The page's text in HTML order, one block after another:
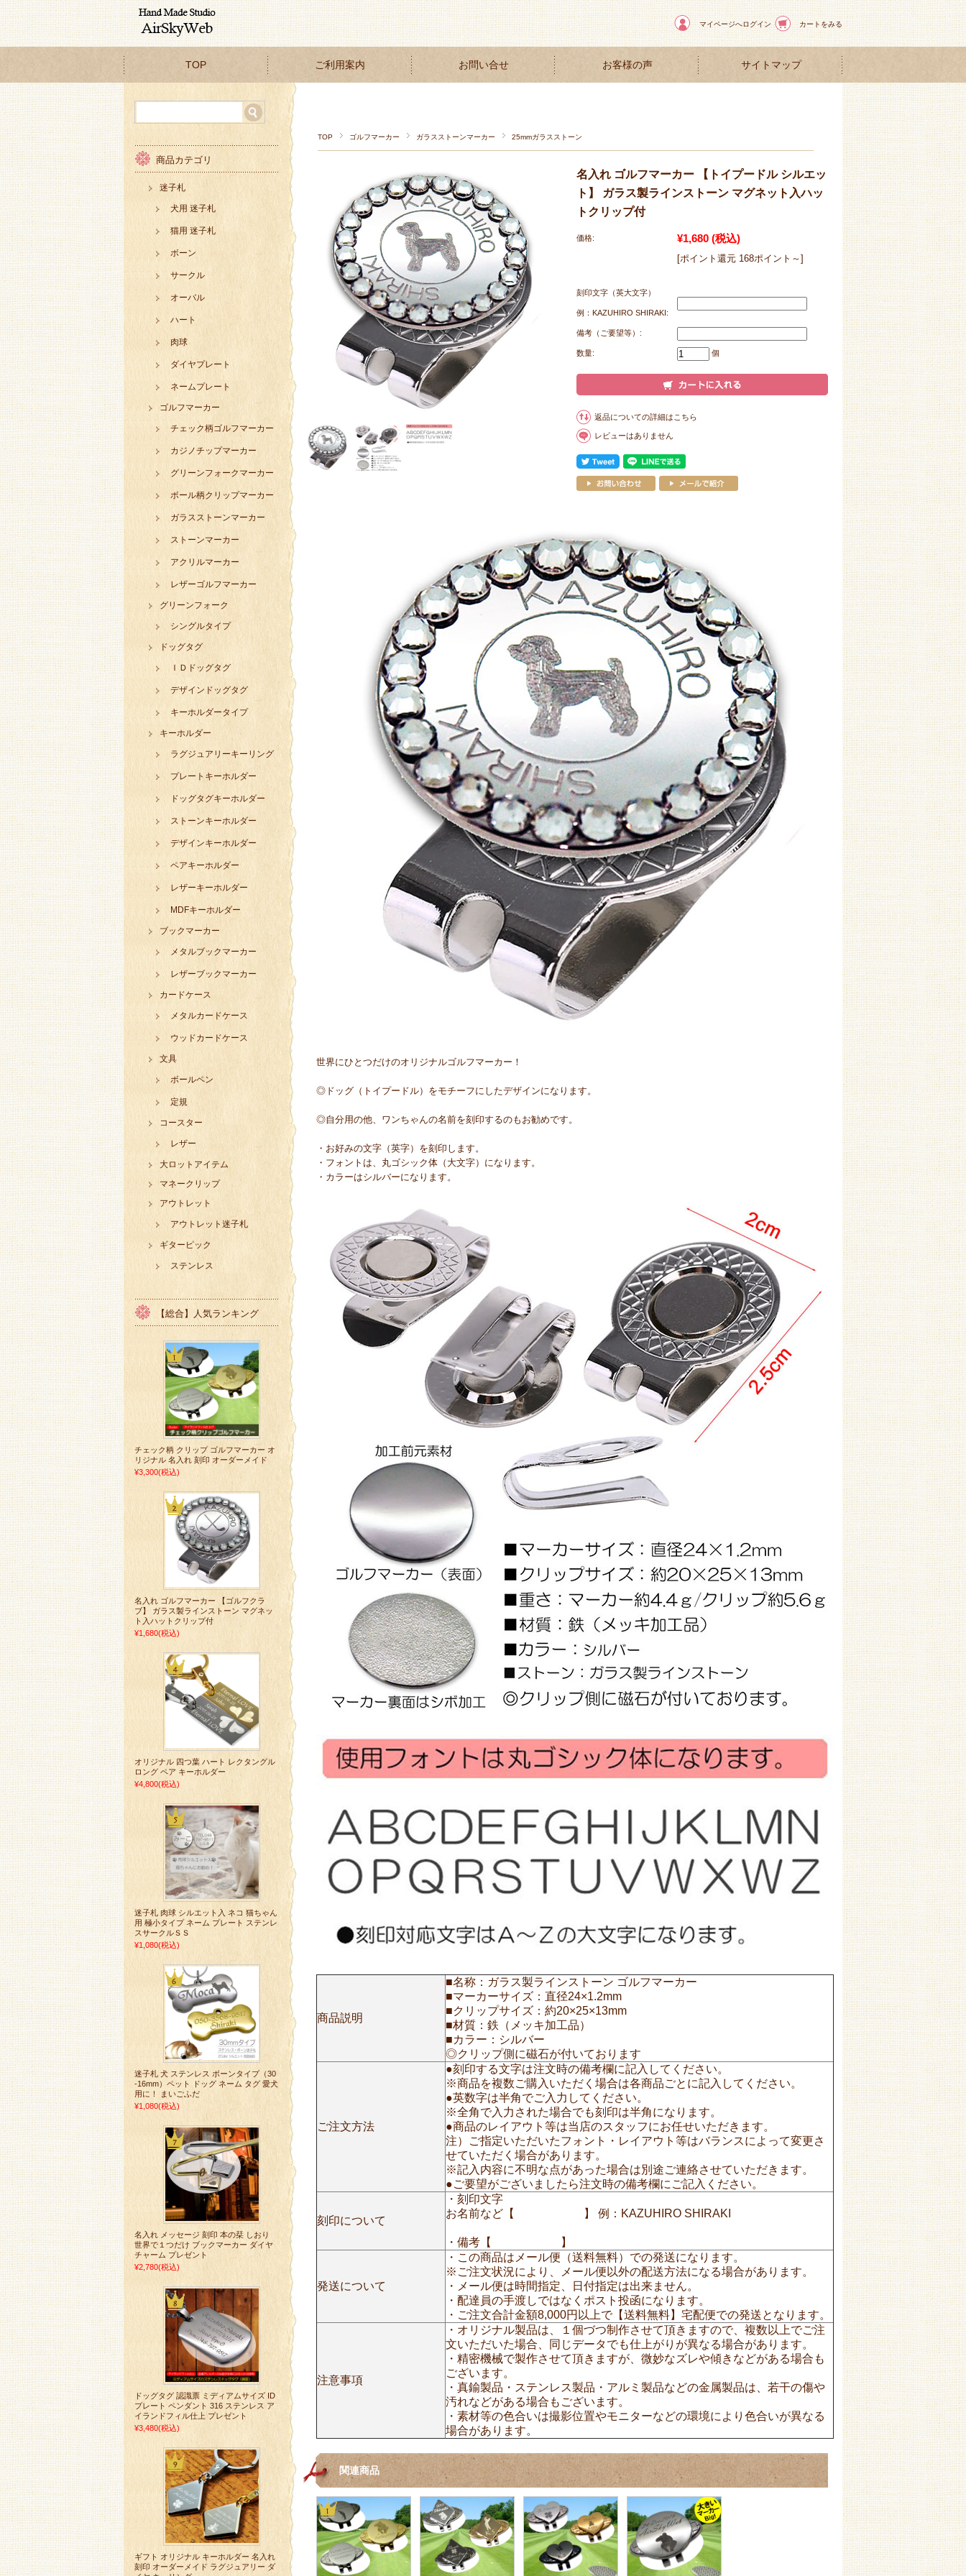
マイページへログイン カートをみる
TOP ご利用案内 お問い合せ お客様の声 サイトマップ
TOP ゴルフマーカー ガラスストーンマーカー 25mmガラスストーン
名入れ ゴルフマーカー 【トイプードル シルエッ
ト】 ガラス製ラインストーン マグネット入ハッ
トクリップ付
価格: ¥1,680 (税込)
[ポイント還元 168ポイント～]
刻印文字（英大文字）
例：KAZUHIRO SHIRAKI:
備考（ご要望等）:
数量: 個
返品についての詳細はこちら
レビューはありません
世界にひとつだけのオリジナルゴルフマーカー！
◎ドッグ（トイプードル）をモチーフにしたデザインになります。
◎自分用の他、ワンちゃんの名前を刻印するのもお勧めです。
・お好みの文字（英字）を刻印します。
・フォントは、丸ゴシック体（大文字）になります。
・カラーはシルバーになります。
商品説明
■名称：ガラス製ラインストーン ゴルフマーカー
■マーカーサイズ：直径24×1.2mm
■クリップサイズ：約20×25×13mm
■材質：鉄（メッキ加工品）
■カラー：シルバー
◎クリップ側に磁石が付いております
ご注文方法
●刻印する文字は注文時の備考欄に記入してください。
※商品を複数ご購入いただく場合は各商品ごとに記入してください。
●英数字は半角でご入力してください。
※全角で入力された場合でも刻印は半角になります。
●商品のレイアウト等は当店のスタッフにお任せいただきます。
注）ご指定いただいたフォント・レイアウト等はバランスによって変更さ
せていただく場合があります。
※記入内容に不明な点があった場合は別途ご連絡させていただきます。
●ご要望がございましたら注文時の備考欄にご記入ください。
刻印について
・刻印文字
お名前など【 】 例：KAZUHIRO SHIRAKI
・備考【 】
発送について
・この商品はメール便（送料無料）での発送になります。
※ご注文状況により、メール便以外の配送方法になる場合があります。
・メール便は時間指定、日付指定は出来ません。
・配達員の手渡しではなくポスト投函になります。
・ご注文合計金額8,000円以上で【送料無料】宅配便での発送となります。
注意事項
・オリジナル製品は、１個づつ制作させて頂きますので、複数以上でご注
文いただいた場合、同じデータでも仕上がりが異なる場合があります。
・精密機械で製作させて頂きますが、微妙なズレや傾きなどがある場合も
ございます。
・真鍮製品・ステンレス製品・アルミ製品などの金属製品は、若干の傷や
汚れなどがある場合もございます。
・素材等の色合いは撮影位置やモニターなどの環境により色合いが異なる
場合があります。
関連商品
商品カテゴリ
迷子札
犬用 迷子札
猫用 迷子札
ボーン
サークル
オーバル
ハート
肉球
ダイヤプレート
ネームプレート
ゴルフマーカー
チェック柄ゴルフマーカー
カジノチップマーカー
グリーンフォークマーカー
ボール柄クリップマーカー
ガラスストーンマーカー
ストーンマーカー
アクリルマーカー
レザーゴルフマーカー
グリーンフォーク
シングルタイプ
ドッグタグ
ＩＤドッグタグ
デザインドッグタグ
キーホルダータイプ
キーホルダー
ラグジュアリーキーリング
プレートキーホルダー
ドッグタグキーホルダー
ストーンキーホルダー
デザインキーホルダー
ペアキーホルダー
レザーキーホルダー
MDFキーホルダー
ブックマーカー
メタルブックマーカー
レザーブックマーカー
カードケース
メタルカードケース
ウッドカードケース
文具
ボールペン
定規
コースター
レザー
大ロットアイテム
マネークリップ
アウトレット
アウトレット迷子札
ギターピック
ステンレス
【総合】人気ランキング
チェック柄 クリップ ゴルフマーカー オ
リジナル 名入れ 刻印 オーダーメイド
¥3,300(税込)
名入れ ゴルフマーカー 【ゴルフクラ
ブ】 ガラス製ラインストーン マグネッ
ト入ハットクリップ付
¥1,680(税込)
オリジナル 四つ葉 ハート レクタングル
ロング ペア キーホルダー
¥4,800(税込)
迷子札 肉球 シルエット入 ネコ 猫ちゃん
用 極小タイプ ネーム プレート ステンレ
スサークルＳＳ
¥1,080(税込)
迷子札 犬 ステンレス ボーンタイプ（30
-16mm）ペット ドッグ ネーム タグ 愛犬
用に！ まいごふだ
¥1,080(税込)
名入れ メッセージ 刻印 本の栞 しおり
世界で１つだけ ブックマーカー ダイヤ
チャーム プレゼント
¥2,780(税込)
ドッグタグ 認識票 ミディアムサイズ ID
プレート ペンダント 316 ステンレス ア
イランドフィル仕上 プレゼント
¥3,480(税込)
ギフト オリジナル キーホルダー 名入れ
刻印 オーダーメイド ラグジュアリー ダ